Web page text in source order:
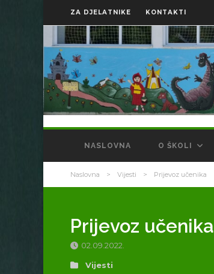
ZA DJELATNIKE KONTAKTI
NASLOVNA O ŠKOLI
Naslovna > Vijesti > Prijevoz učenika
Prijevoz učenika
02.09.2022.
Vijesti